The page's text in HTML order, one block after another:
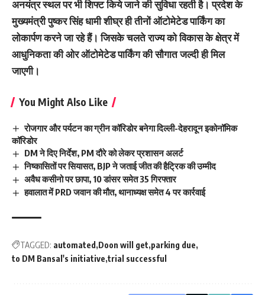
अनयंत्र स्थल पर भी शिफ्ट किये जाने की सुविधा रहती है। प्रदेश के
मुख्यमंत्री पुष्कर सिंह धामी शीघ्र ही तीनों ऑटोमेटेड पार्किंग का
लोकार्पण करने जा रहे हैं। जिसके चलते राज्य को विकास के क्षेत्र में
आधुनिकता की ओर ऑटोमेटेड पार्किंग की सौगात जल्दी ही मिल
जाएगी।
You Might Also Like
रोजगार और पर्यटन का ग्रीन कॉरिडोर बनेगा दिल्ली-देहरादून इकोनॉमिक
कॉरिडोर
DM ने दिए निर्देश, PM दौरे को लेकर प्रशासन अलर्ट
निष्कासितों पर सियासत, BJP ने जताई जीत की हैट्रिक की उम्मीद
अवैध कसीनो पर छापा, 10 डांसर समेत 35 गिरफ्तार
हवालात में PRD जवान की मौत, थानाध्यक्ष समेत 4 पर कार्रवाई
TAGGED: automated Doon will get parking due
to DM Bansal's initiative trial successful